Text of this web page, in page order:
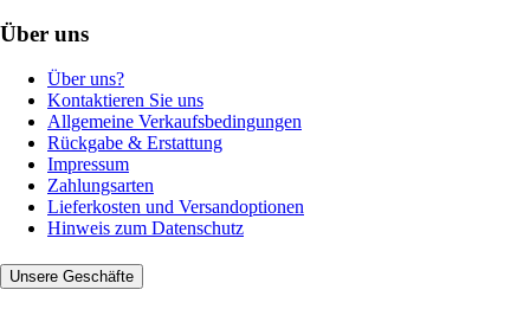
Über uns
Über uns?
Kontaktieren Sie uns
Allgemeine Verkaufsbedingungen
Rückgabe & Erstattung
Impressum
Zahlungsarten
Lieferkosten und Versandoptionen
Hinweis zum Datenschutz
Unsere Geschäfte